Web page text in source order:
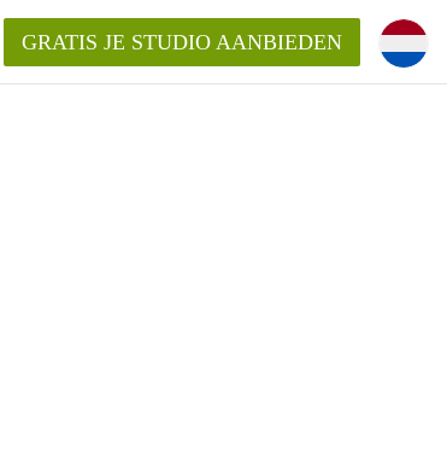
GRATIS JE STUDIO AANBIEDEN